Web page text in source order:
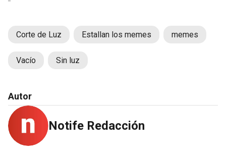
Corte de Luz Estallan los memes memes
Vacío Sin luz
Autor
Notife Redacción